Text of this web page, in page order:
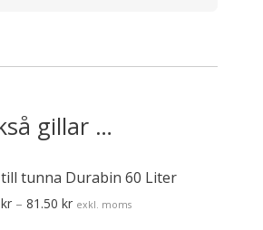
gillar …
tunna Durabin 60 Liter
kr – 81.50 kr exkl. moms